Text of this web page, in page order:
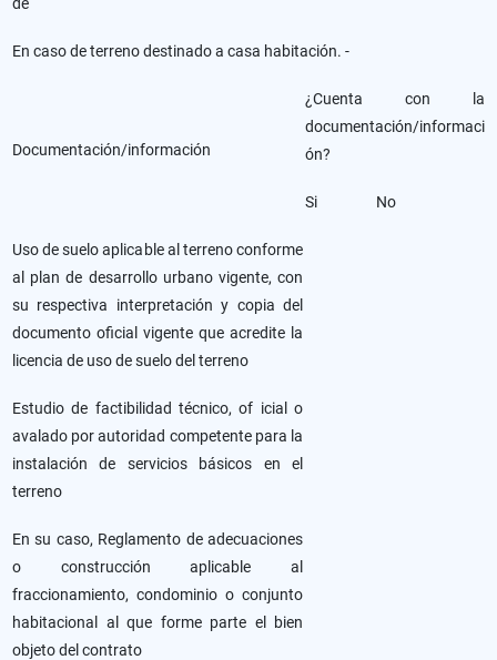
En caso de terreno destinado a casa habitación. -
Documentación/información
¿Cuenta con la
documentación/informaci
ón?
Si No
Uso de suelo aplicable al terreno conforme
al plan de desarrollo urbano vigente, con
su respectiva interpretación y copia del
documento oficial vigente que acredite la
licencia de uso de suelo del terreno
Estudio de factibilidad técnico, of icial o
avalado por autoridad competente para la
instalación de servicios básicos en el
terreno
En su caso, Reglamento de adecuaciones
o construcción aplicable al
fraccionamiento, condominio o conjunto
habitacional al que forme parte el bien
objeto del contrato